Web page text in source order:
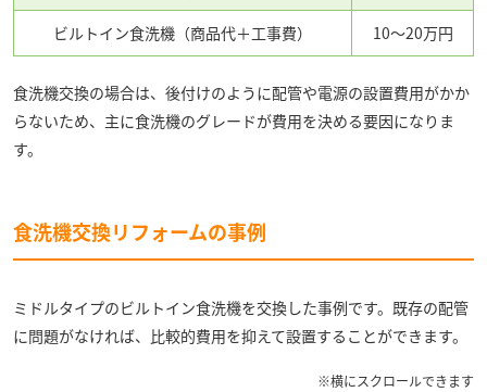
ビルトイン食洗機（商品代＋工事費） 10～20万円
食洗機交換の場合は、後付けのように配管や電源の設置費用がかか
らないため、主に食洗機のグレードが費用を決める要因になりま
す。
食洗機交換リフォームの事例
ミドルタイプのビルトイン食洗機を交換した事例です。既存の配管
に問題がなければ、比較的費用を抑えて設置することができます。
※横にスクロールできます